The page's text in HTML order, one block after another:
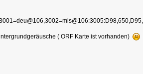
( ORF Karte ist vorhanden)